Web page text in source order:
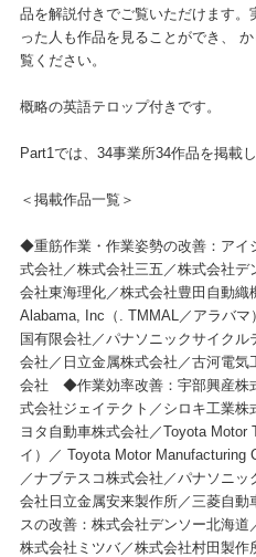
品を解説付きでご覧いただけます
った人も作品を見ることができ、
覧ください。
概略の英語テロップ付きです。
Part1では、34事業所34作品を掲載し
＜掲載作品一覧＞
◆重筋作業・作業姿勢の改善：アイ
式会社／株式会社三五／株式会社
会社東海理化／株式会社豊田自動
Alabama, Inc（. TMMAL／アラバ
国有限会社／パナソニックサイク
会社／日立金属株式会社／古河電
会社 ◆作業効率改善：宇部興産株
式会社ジェイテクト／シロキ工業株
ヨタ自動車株式会社／Toyota Motor
イ）／ Toyota Motor Manufacturing
／ナブテスコ株式会社／パナソニ
会社日立金属安来製作所／三菱自
スの改善：株式会社デンソー北海
株式会社ミツバ／株式会社村田製